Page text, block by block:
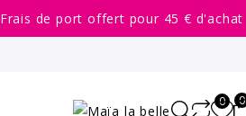
Frais de port offert pour 45 € d'achat
0 0